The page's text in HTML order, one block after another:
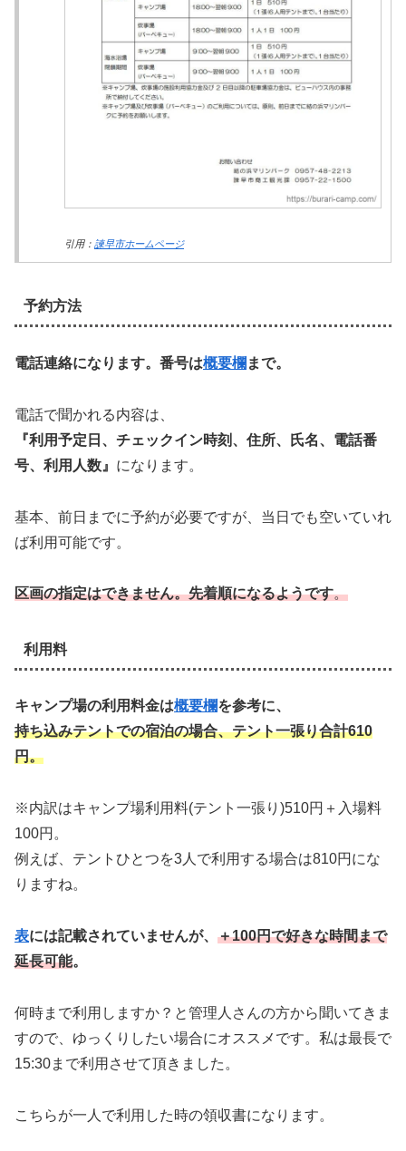
引用： 諫早市ホームページ
予約方法
電話連絡になります。番号は概要欄 まで。
電話で聞かれる内容は、
『利用予定日、チェックイン時刻、住所、氏名、電話番
号、利用人数』 になります。
基本、前日までに予約が必要ですが、当日でも空いていれ
ば利用可能です。
区画の指定はできません。先着順になるようです。
利用料
キャンプ場の利用料金は概要欄を参考に、
持ち込みテントでの宿泊の場合、テント一張り合計610
円。
※内訳はキャンプ場利用料(テント一張り)510円＋入場料
100円。
例えば、テントひとつを3人で利用する場合は810円にな
りますね。
表には記載されていませんが、 ＋100円で好きな時間まで
延長可能。
何時まで利用しますか？と管理人さんの方から聞いてきま
すので、ゆっくりしたい場合にオススメです。私は最長で
15:30まで利用させて頂きました。
こちらが一人で利用した時の領収書になります。